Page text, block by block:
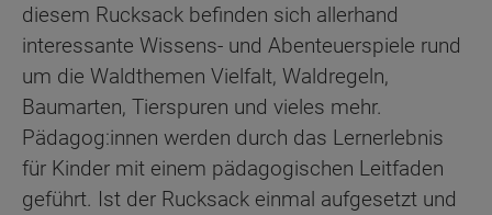
diesem Rucksack befinden sich allerhand
interessante Wissens- und Abenteuerspiele rund
um die Waldthemen Vielfalt, Waldregeln,
Baumarten, Tierspuren und vieles mehr.
Pädagog:innen werden durch das Lernerlebnis
für Kinder mit einem pädagogischen Leitfaden
geführt. Ist der Rucksack einmal aufgesetzt und